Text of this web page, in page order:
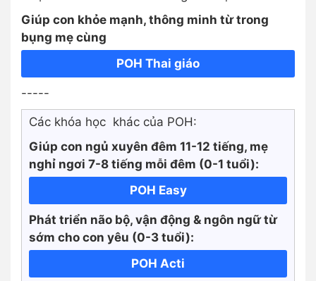
Giúp con khỏe mạnh, thông minh từ trong
bụng mẹ cùng
POH Thai giáo
-----
Các khóa học khác của POH:
Giúp con ngủ xuyên đêm 11-12 tiếng, mẹ
nghỉ ngơi 7-8 tiếng mỗi đêm (0-1 tuổi):
POH Easy
Phát triển não bộ, vận động & ngôn ngữ từ
sớm cho con yêu (0-3 tuổi):
POH Acti